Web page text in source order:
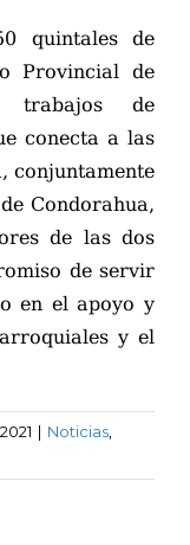
quintales de
Provincial de
trabajos de
conecta a las
conjuntamente
Condorahua,
de las dos
de servir
en el apoyo y
y el
| Noticias,